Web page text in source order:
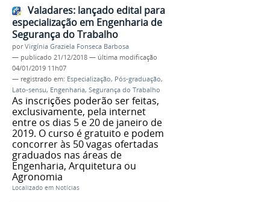
Valadares: lançado edital para
especialização em Engenharia de
Segurança do Trabalho
porVirgínia Graziela Fonseca Barbosa
— publicado 21/12/2018 — última modificação
04/01/2019 11h07
— registrado em: Especialização, Pós-graduação,
Lato-sensu, Engenharia, Segurança do Trabalho
As inscrições poderão ser feitas,
exclusivamente, pela internet
entre os dias 5 e 20 de janeiro de
2019. O curso é gratuito e podem
concorrer às 50 vagas ofertadas
graduados nas áreas de
Engenharia, Arquitetura ou
Agronomia
Localizado em Notícias